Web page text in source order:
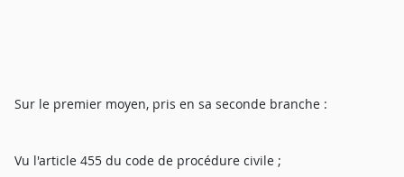
Sur le premier moyen, pris en sa seconde branche :
Vu l'article 455 du code de procédure civile ;